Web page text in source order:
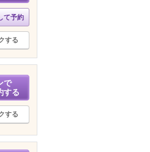
て予約
する
で
する
する